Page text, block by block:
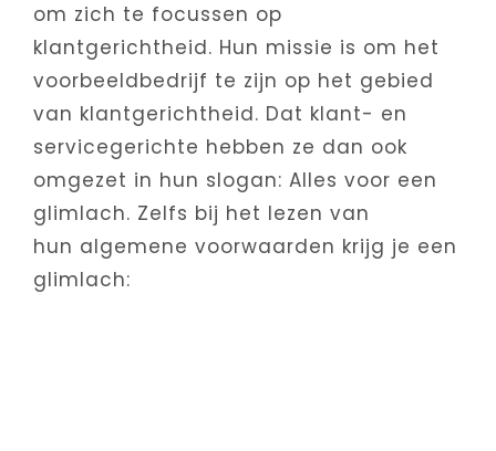
om zich te focussen op
klantgerichtheid. Hun missie is om het
voorbeeldbedrijf te zijn op het gebied
van klantgerichtheid. Dat klant- en
servicegerichte hebben ze dan ook
omgezet in hun slogan: Alles voor een
glimlach. Zelfs bij het lezen van
hun algemene voorwaarden krijg je een
glimlach: